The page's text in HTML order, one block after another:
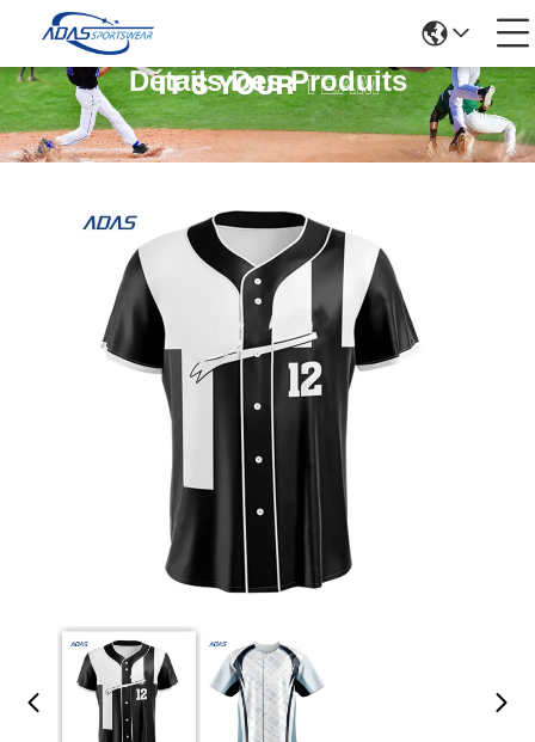
Détails Des Produits